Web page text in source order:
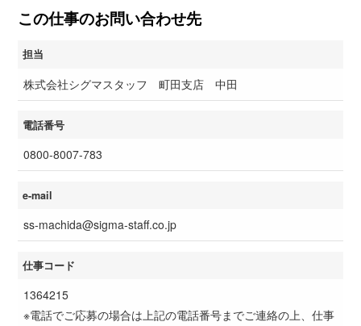
この仕事のお問い合わせ先
担当
株式会社シグマスタッフ 町田支店 中田
電話番号
0800-8007-783
e-mail
ss-machida@sigma-staff.co.jp
仕事コード
1364215
※電話でご応募の場合は上記の電話番号までご連絡の上、仕事